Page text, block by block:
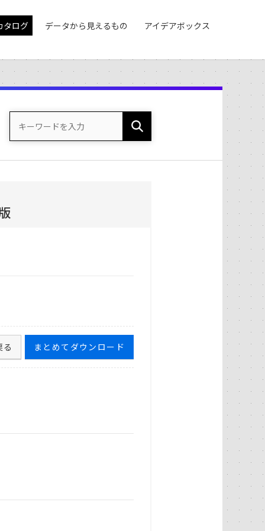
タログ データから見えるもの アイデアボックス
まとめてダウンロード
る